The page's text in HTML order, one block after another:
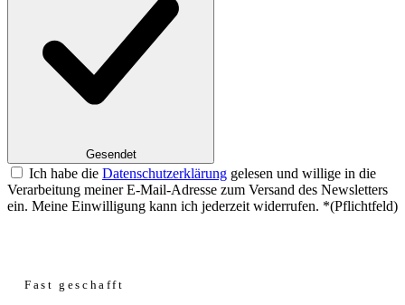
Gesendet
Ich habe die Datenschutzerklärung gelesen und willige in die
Verarbeitung meiner E-Mail-Adresse zum Versand des Newsletters
ein. Meine Einwilligung kann ich jederzeit widerrufen. *(Pflichtfeld)
Fast geschafft